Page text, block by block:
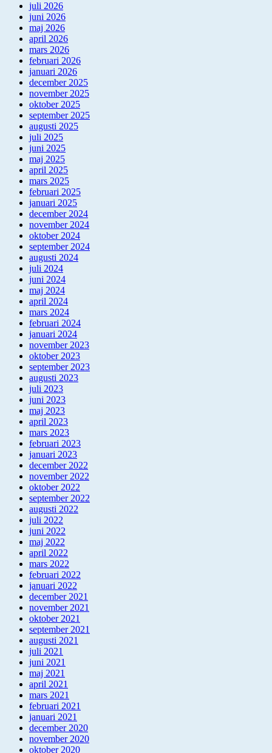
juli 2026
juni 2026
maj 2026
april 2026
mars 2026
februari 2026
januari 2026
december 2025
november 2025
oktober 2025
september 2025
augusti 2025
juli 2025
juni 2025
maj 2025
april 2025
mars 2025
februari 2025
januari 2025
december 2024
november 2024
oktober 2024
september 2024
augusti 2024
juli 2024
juni 2024
maj 2024
april 2024
mars 2024
februari 2024
januari 2024
november 2023
oktober 2023
september 2023
augusti 2023
juli 2023
juni 2023
maj 2023
april 2023
mars 2023
februari 2023
januari 2023
december 2022
november 2022
oktober 2022
september 2022
augusti 2022
juli 2022
juni 2022
maj 2022
april 2022
mars 2022
februari 2022
januari 2022
december 2021
november 2021
oktober 2021
september 2021
augusti 2021
juli 2021
juni 2021
maj 2021
april 2021
mars 2021
februari 2021
januari 2021
december 2020
november 2020
oktober 2020